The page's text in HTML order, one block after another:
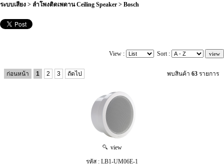
ระบบเสียง > ลำโพงติดเพดาน Ceiling Speaker > Bosch
View : Sort :
ก่อนหน้า 1 2 3 ถัดไป พบสินค้า 63 รายการ
view
รหัส : LB1-UM06E-1